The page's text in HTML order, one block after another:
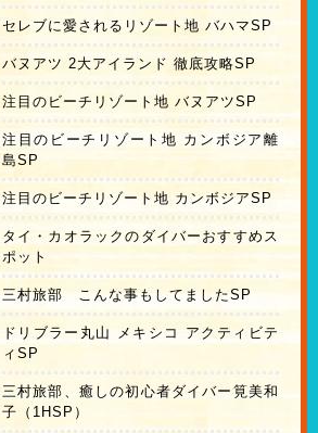
セレブに愛されるリゾート地 バハマSP
バヌアツ 2大アイランド 徹底攻略SP
注目のビーチリゾート地 バヌアツSP
注目のビーチリゾート地 カンボジア離
島SP
注目のビーチリゾート地 カンボジアSP
タイ・カオラックのダイバーおすすめス
ポット
三村旅部 こんな事もしてましたSP
ドリブラー丸山 メキシコ アクティビテ
ィSP
三村旅部、癒しの初心者ダイバー筧美和
子（1HSP）